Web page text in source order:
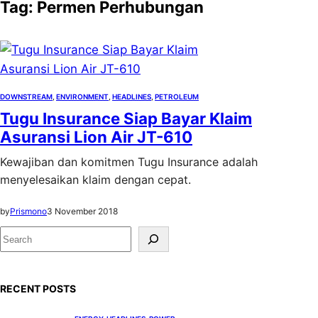
Tag: Permen Perhubungan
DOWNSTREAM ENVIRONMENT HEADLINES PETROLEUM
Tugu Insurance Siap Bayar Klaim
Asuransi Lion Air JT-610
Kewajiban dan komitmen Tugu Insurance adalah
menyelesaikan klaim dengan cepat.
byPrismono3 November 2018
S
e
r
RECENT POSTS